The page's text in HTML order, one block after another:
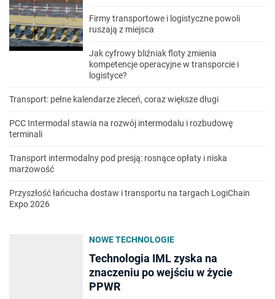
Firmy transportowe i logistyczne powoli
ruszają z miejsca
Jak cyfrowy bliźniak floty zmienia
kompetencje operacyjne w transporcie i
logistyce?
Transport: pełne kalendarze zleceń, coraz większe długi
PCC Intermodal stawia na rozwój intermodalu i rozbudowę
terminali
Transport intermodalny pod presją: rosnące opłaty i niska
marżowość
Przyszłość łańcucha dostaw i transportu na targach LogiChain
Expo 2026
NOWE TECHNOLOGIE
Technologia IML zyska na
znaczeniu po wejściu w życie
PPWR